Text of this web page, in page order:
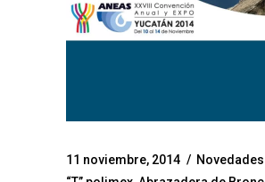
11 noviembre, 2014
Novedades